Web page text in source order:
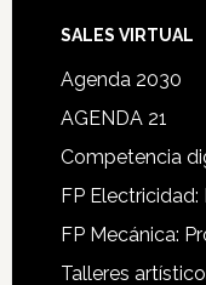
SALES VIRTUAL
Agenda 2030
AGENDA 21
Competencia
FP
FP Mecánica:
Talleres